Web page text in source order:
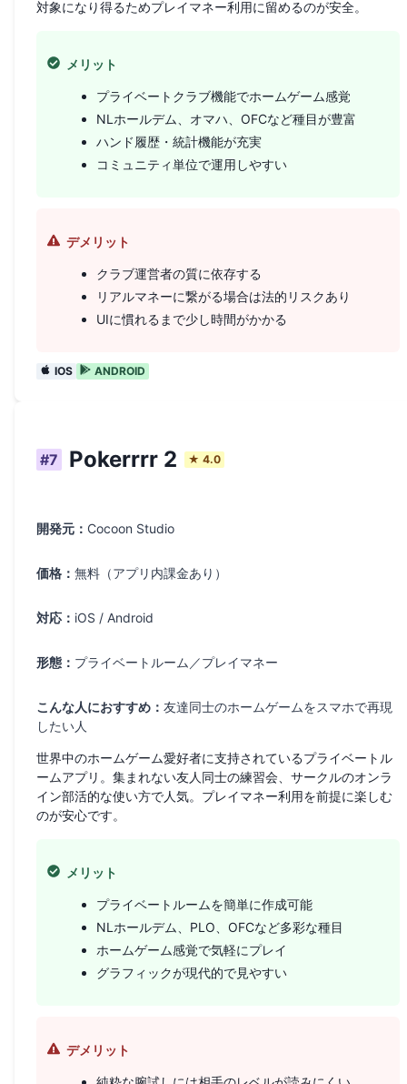
対象になり得るためプレイマネー利用に留めるのが安全。
メリット
プライベートクラブ機能でホームゲーム感覚
NLホールデム、オマハ、OFCなど種目が豊富
ハンド履歴・統計機能が充実
コミュニティ単位で運用しやすい
デメリット
クラブ運営者の質に依存する
リアルマネーに繋がる場合は法的リスクあり
UIに慣れるまで少し時間がかかる
IOS ANDROID
#7 Pokerrrr 2 ★ 4.0
開発元： Cocoon Studio
価格： 無料（アプリ内課金あり）
対応： iOS / Android
形態： プライベートルーム／プレイマネー
こんな人におすすめ： 友達同士のホームゲームをスマホで再現
したい人
世界中のホームゲーム愛好者に支持されているプライベートル
ームアプリ。集まれない友人同士の練習会、サークルのオンラ
イン部活的な使い方で人気。プレイマネー利用を前提に楽しむ
のが安心です。
メリット
プライベートルームを簡単に作成可能
NLホールデム、PLO、OFCなど多彩な種目
ホームゲーム感覚で気軽にプレイ
グラフィックが現代的で見やすい
デメリット